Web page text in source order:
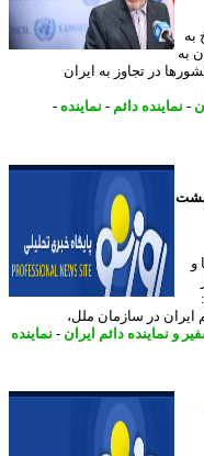
تجاوز به ایران
دائم - نماینده-
دائم ایران -
نماینده